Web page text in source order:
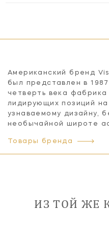
Американский бренд
был представлен в
четверть века фабрика
лидирующих позиций
узнаваемому дизайну,
необычайной широте
Товары бренда
ИЗ ТОЙ ЖЕ